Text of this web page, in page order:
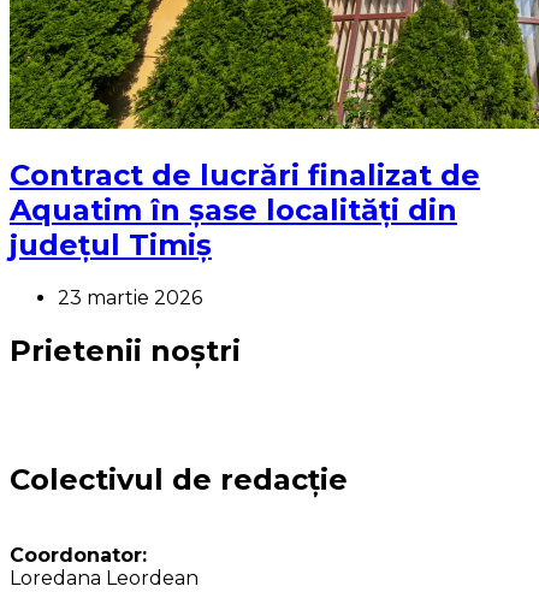
Contract de lucrări finalizat de
Aquatim în șase localități din
județul Timiș
23 martie 2026
Prietenii noștri
Colectivul de redacție
Coordonator:
Loredana Leordean